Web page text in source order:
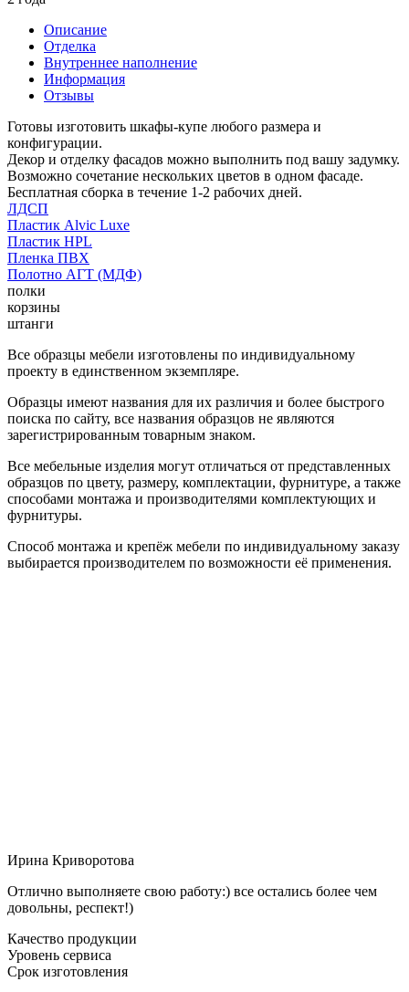
Описание
Отделка
Внутреннее наполнение
Информация
Отзывы
Готовы изготовить шкафы-купе любого размера и
конфигурации.
Декор и отделку фасадов можно выполнить под вашу задумку.
Возможно сочетание нескольких цветов в одном фасаде.
Бесплатная сборка в течение 1-2 рабочих дней.
ЛДСП
Пластик Alvic Luxe
Пластик HPL
Пленка ПВХ
Полотно АГТ (МДФ)
полки
корзины
штанги
Все образцы мебели изготовлены по индивидуальному
проекту в единственном экземпляре.
Образцы имеют названия для их различия и более быстрого
поиска по сайту, все названия образцов не являются
зарегистрированным товарным знаком.
Все мебельные изделия могут отличаться от представленных
образцов по цвету, размеру, комплектации, фурнитуре, а также
способами монтажа и производителями комплектующих и
фурнитуры.
Способ монтажа и крепёж мебели по индивидуальному заказу
выбирается производителем по возможности её применения.
Ирина Криворотова
Отлично выполняете свою работу:) все остались более чем
довольны, респект!)
Качество продукции
Уровень сервиса
Срок изготовления